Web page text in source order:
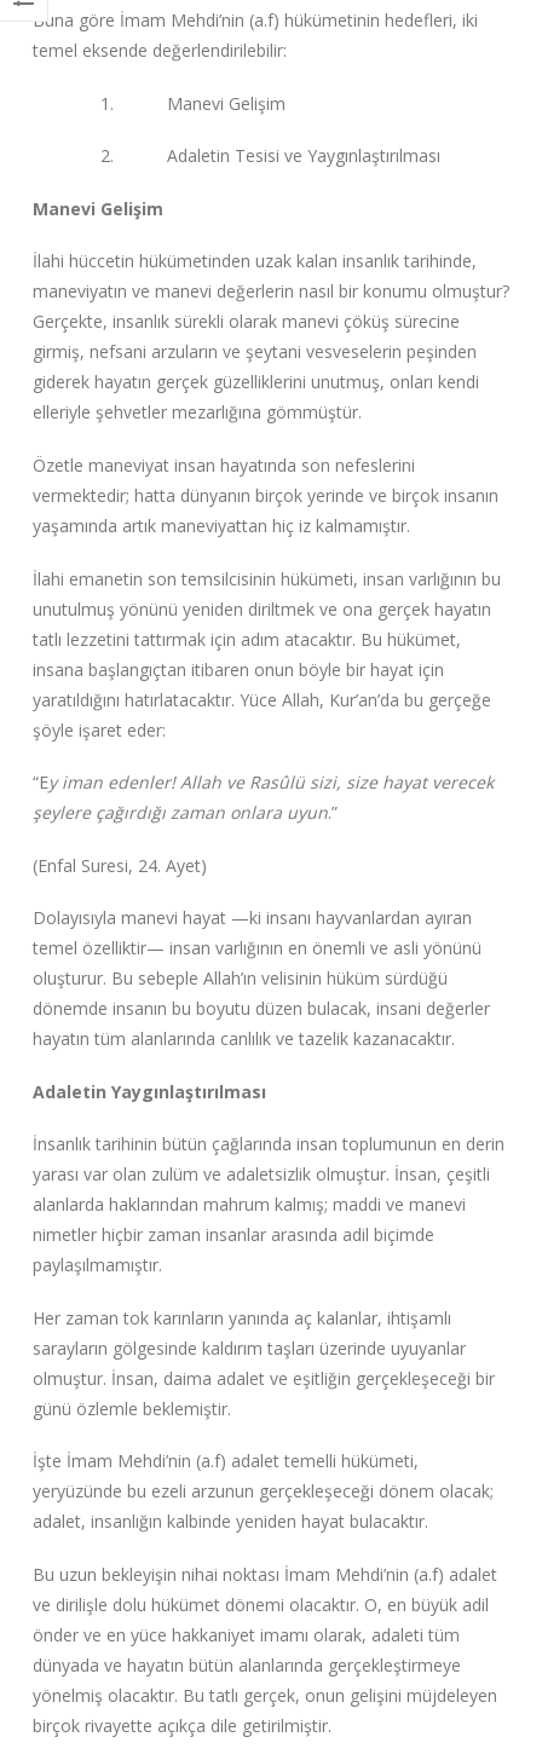
Buna göre İmam Mehdi’nin (a.f) hükümetinin hedefleri, iki
temel eksende değerlendirilebilir:
1. Manevi Gelişim
2. Adaletin Tesisi ve Yaygınlaştırılması
Manevi Gelişim
İlahi hüccetin hükümetinden uzak kalan insanlık tarihinde,
maneviyatın ve manevi değerlerin nasıl bir konumu olmuştur?
Gerçekte, insanlık sürekli olarak manevi çöküş sürecine
girmiş, nefsani arzuların ve şeytani vesveselerin peşinden
giderek hayatın gerçek güzelliklerini unutmuş, onları kendi
elleriyle şehvetler mezarlığına gömmüştür.
Özetle maneviyat insan hayatında son nefeslerini
vermektedir; hatta dünyanın birçok yerinde ve birçok insanın
yaşamında artık maneviyattan hiç iz kalmamıştır.
İlahi emanetin son temsilcisinin hükümeti, insan varlığının bu
unutulmuş yönünü yeniden diriltmek ve ona gerçek hayatın
tatlı lezzetini tattırmak için adım atacaktır. Bu hükümet,
insana başlangıçtan itibaren onun böyle bir hayat için
yaratıldığını hatırlatacaktır. Yüce Allah, Kur’an’da bu gerçeğe
şöyle işaret eder:
“Ey iman edenler! Allah ve Rasûlü sizi, size hayat verecek
şeylere çağırdığı zaman onlara uyun.”
(Enfal Suresi, 24. Ayet)
Dolayısıyla manevi hayat —ki insanı hayvanlardan ayıran
temel özelliktir— insan varlığının en önemli ve asli yönünü
oluşturur. Bu sebeple Allah’ın velisinin hüküm sürdüğü
dönemde insanın bu boyutu düzen bulacak, insani değerler
hayatın tüm alanlarında canlılık ve tazelik kazanacaktır.
Adaletin Yaygınlaştırılması
İnsanlık tarihinin bütün çağlarında insan toplumunun en derin
yarası var olan zulüm ve adaletsizlik olmuştur. İnsan, çeşitli
alanlarda haklarından mahrum kalmış; maddi ve manevi
nimetler hiçbir zaman insanlar arasında adil biçimde
paylaşılmamıştır.
Her zaman tok karınların yanında aç kalanlar, ihtişamlı
sarayların gölgesinde kaldırım taşları üzerinde uyuyanlar
olmuştur. İnsan, daima adalet ve eşitliğin gerçekleşeceği bir
günü özlemle beklemiştir.
İşte İmam Mehdi’nin (a.f) adalet temelli hükümeti,
yeryüzünde bu ezeli arzunun gerçekleşeceği dönem olacak;
adalet, insanlığın kalbinde yeniden hayat bulacaktır.
Bu uzun bekleyişin nihai noktası İmam Mehdi’nin (a.f) adalet
ve dirilişle dolu hükümet dönemi olacaktır. O, en büyük adil
önder ve en yüce hakkaniyet imamı olarak, adaleti tüm
dünyada ve hayatın bütün alanlarında gerçekleştirmeye
yönelmiş olacaktır. Bu tatlı gerçek, onun gelişini müjdeleyen
birçok rivayette açıkça dile getirilmiştir.